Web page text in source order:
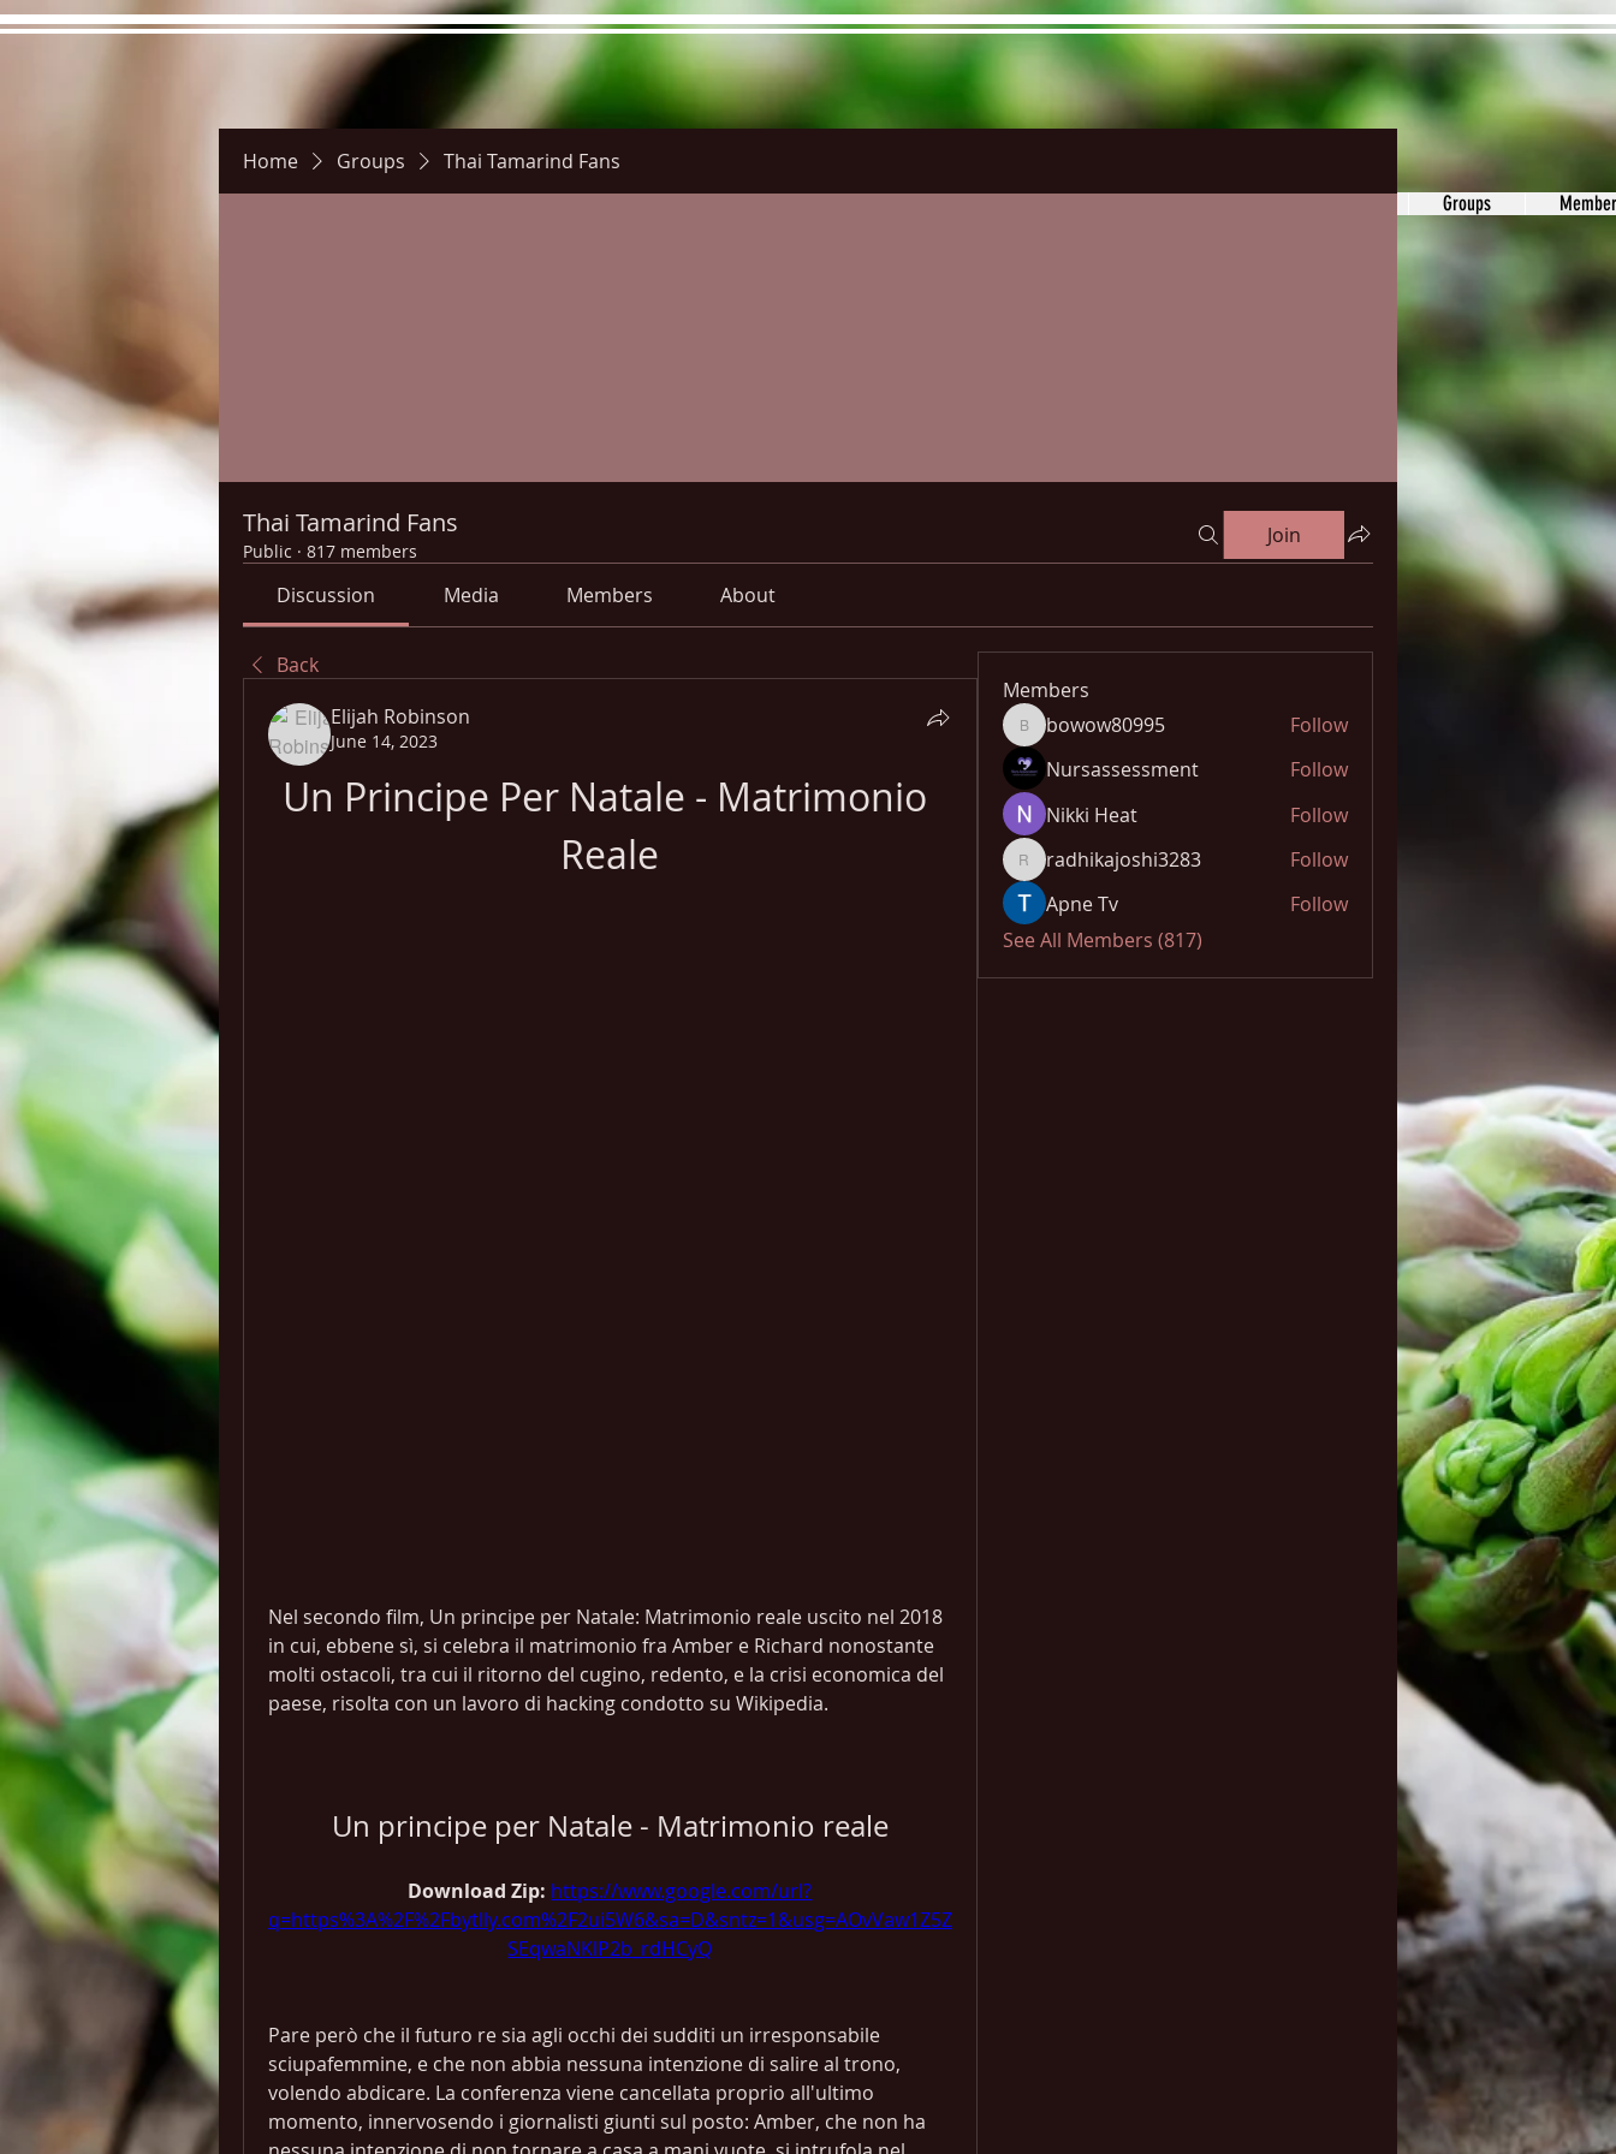
Groups
Home Groups Thai Tamarind Fans
Thai Tamarind Fans
Public · 817 members
Join
Discussion Media Members About
Back
Elijah Robinson
June 14, 2023
Un Principe Per Natale - Matrimonio
Reale
Nel secondo film, Un principe per Natale: Matrimonio reale uscito nel 2018
in cui, ebbene sì, si celebra il matrimonio fra Amber e Richard nonostante
molti ostacoli, tra cui il ritorno del cugino, redento, e la crisi economica del
paese, risolta con un lavoro di hacking condotto su Wikipedia.
Un principe per Natale - Matrimonio reale
Download Zip: https://www.google.com/url?
q=https%3A%2F%2Fbytlly.com%2F2ui5W6&sa=D&sntz=1&usg=AOvVaw1Z5Z
SEqwaNKlP2b_rdHCyQ
Pare però che il futuro re sia agli occhi dei sudditi un irresponsabile
sciupafemmine, e che non abbia nessuna intenzione di salire al trono,
volendo abdicare. La conferenza viene cancellata proprio all'ultimo
momento, innervosendo i giornalisti giunti sul posto: Amber, che non ha
Members
bowow80995
bowow80995
Follow
Nursassessment
Follow
Nikki Heat
Follow
radhikajoshi3283
radhikajoshi3283
Follow
Apne Tv
Follow
See All Members (817)